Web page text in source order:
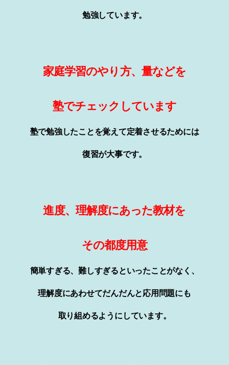
勉強しています。
家庭学習のやり方、量などを
塾でチェックしています
塾で勉強したことを覚えて定着させるためには
復習が大事です。
進度、理解度にあった教材を
その都度用意
簡単すぎる、難しすぎるといったことがなく、
理解度にあわせてだんだんと応用問題にも
取り組めるようにしています。